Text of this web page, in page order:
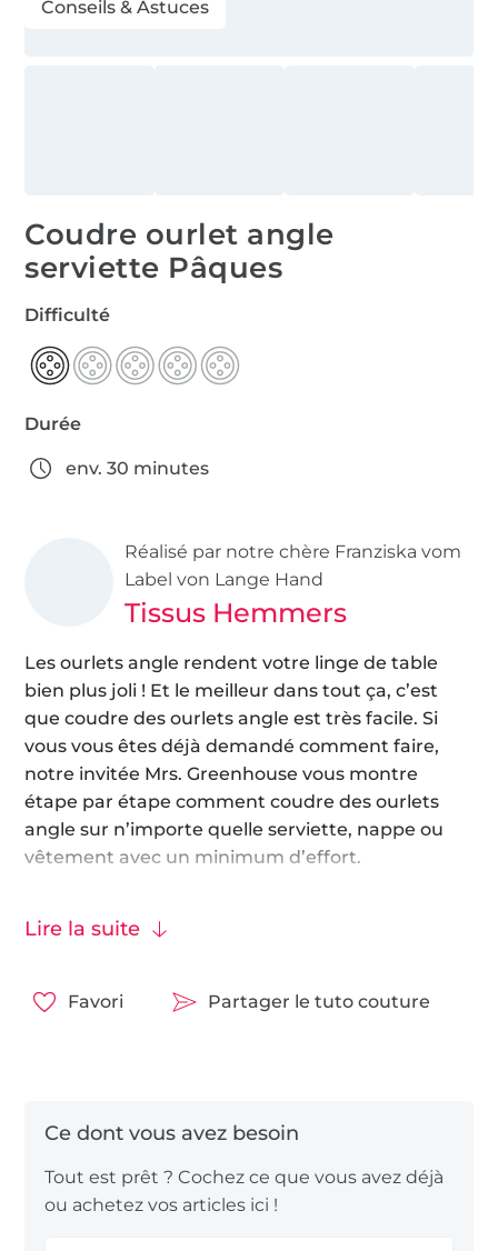
Conseils & Astuces
Coudre ourlet angle
serviette Pâques
Difficulté
Durée
env. 30 minutes
Réalisé par notre chère Franziska vom
Label von Lange Hand
Tissus Hemmers
Les ourlets angle rendent votre linge de table
bien plus joli ! Et le meilleur dans tout ça, c’est
que coudre des ourlets angle est très facile. Si
vous vous êtes déjà demandé comment faire,
notre invitée Mrs. Greenhouse vous montre
étape par étape comment coudre des ourlets
angle sur n’importe quelle serviette, nappe ou
vêtement avec un minimum d’effort.
linmélangé ou un
Mais vous pouvez aussi utiliser un simpletissu
Lire la suite
Favori Partager le tuto couture
Tout est prêt ? Cochez ce que vous avez déjà
ou achetez vos articles ici !